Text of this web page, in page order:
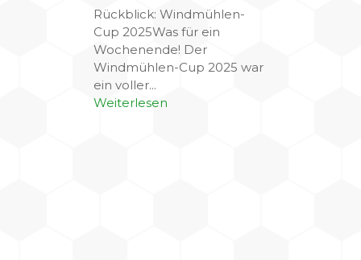
Rückblick: Windmühlen-
Cup 2025Was für ein
Wochenende! Der
Windmühlen-Cup 2025 war
ein voller...
Weiterlesen